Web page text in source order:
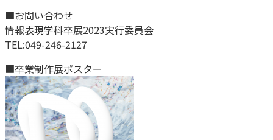
■お問い合わせ
情報表現学科卒展2023実行委員会
TEL:049-246-2127
■卒業制作展ポスター